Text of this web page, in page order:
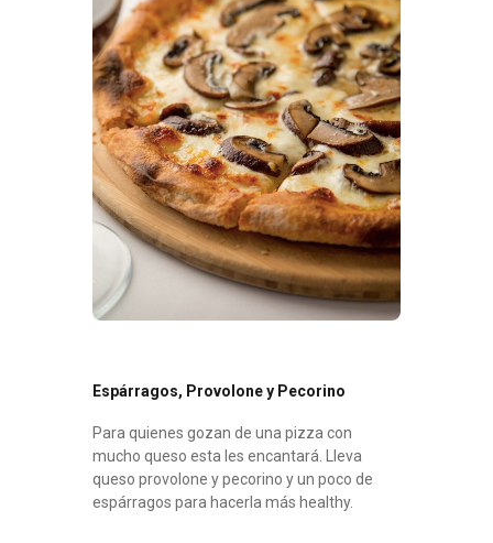
Espárragos, Provolone y Pecorino
Para quienes gozan de una pizza con
mucho queso esta les encantará. Lleva
queso provolone y pecorino y un poco de
espárragos para hacerla más healthy.